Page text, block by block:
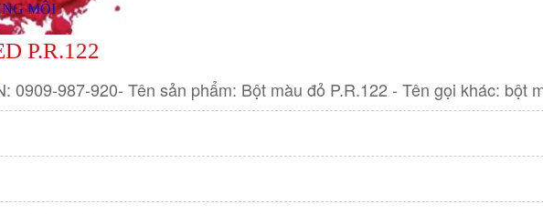
MÔI
P.R.122
0909-987-920- Tên sản phẩm: Bột màu đỏ P.R.122 - Tên gọi khác: bột